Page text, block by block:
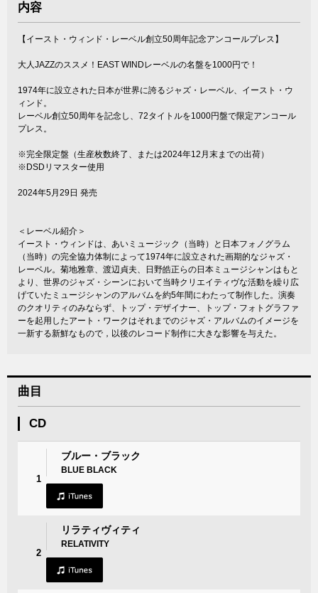
内容
【イースト・ウィンド・レーベル創立50周年記念アンコールプレス】
大人JAZZのススメ！EAST WINDレーベルの名盤を1000円で！
1974年に設立された日本が世界に誇るジャズ・レーベル、イースト・ウ
ィンド。
レーベル創立50周年を記念し、72タイトルを1000円盤で限定アンコール
プレス。
※完全限定盤（生産枚数終了、または2024年12月末までの出荷）
※DSDリマスター使用
2024年5月29日 発売
＜レーベル紹介＞
イースト・ウィンドは、あいミュージック（当時）と日本フォノグラム
（当時）の完全協力体制によって1974年に設立された画期的なジャズ・
レーベル。菊地雅章、渡辺貞夫、日野皓正らの日本ミュージシャンはもと
より、世界のジャズ・シーンにおいて当時クリエイティヴな活動を繰り広
げていたミュージシャンのアルバムを約5年間にわたって制作した。演奏
のクオリティのみならず、トップ・デザイナー、トップ・フォトグラファ
ーを起用したアート・ワークはそれまでのジャズ・アルバムのイメージを
一新する新鮮なもので，以後のレコード制作に大きな影響を与えた。
曲目
CD
1
ブルー・ブラック
BLUE BLACK
2
リラティヴィティ
RELATIVITY